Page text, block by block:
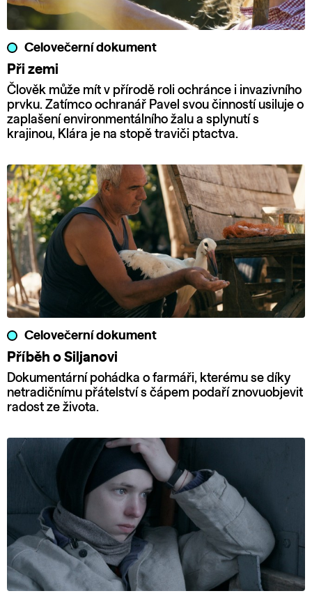
Celovečerní dokument
Při zemi
Člověk může mít v přírodě roli ochránce i invazivního
prvku. Zatímco ochranář Pavel svou činností usiluje o
zaplašení environmentálního žalu a splynutí s
krajinou, Klára je na stopě traviči ptactva.
Celovečerní dokument
Příběh o Siljanovi
Dokumentární pohádka o farmáři, kterému se díky
netradičnímu přátelství s čápem podaří znovuobjevit
radost ze života.